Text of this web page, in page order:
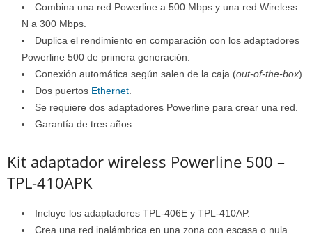
Combina una red Powerline a 500 Mbps y una red Wireless
N a 300 Mbps.
Duplica el rendimiento en comparación con los adaptadores
Powerline 500 de primera generación.
Conexión automática según salen de la caja (out-of-the-box).
Dos puertos Ethernet
Se requiere dos adaptadores Powerline para crear una red.
Garantía de tres años.
Kit adaptador wireless Powerline 500 –
TPL-410APK
Incluye los adaptadores TPL-406E y TPL-410AP.
Crea una red inalámbrica en una zona con escasa o nula